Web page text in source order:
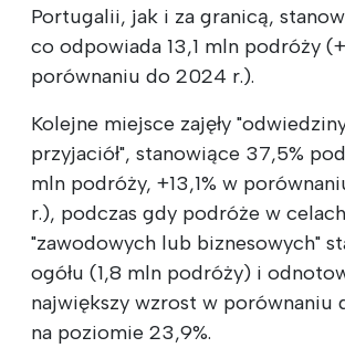
Portugalii, jak i za granicą,
co odpowiada 13,1 mln podróży
porównaniu do 2024 r.).
Kolejne miejsce zajęły
przyjaciół", stanowiące 37,5%
mln podróży, +13,1% w
r.), podczas gdy podróże w celach
"zawodowych lub biznesowych"
ogółu (1,8 mln podróży) i
największy wzrost w porównaniu
na poziomie 23,9%.